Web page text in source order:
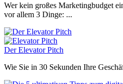
Wer kein großes Marketingbudget
vor allem 3 Dinge: ...
Der Elevator Pitch
Wie Sie in 30 Sekunden Ihre